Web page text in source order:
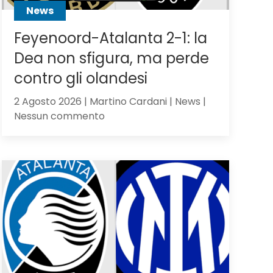
News
Feyenoord-Atalanta 2-1: la
Dea non sfigura, ma perde
contro gli olandesi
2 Agosto 2026 | Martino Cardani | News |
Nessun commentosu
2-
Dea
non
sfigura,
ma
perde